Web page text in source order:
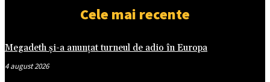
Cele mai recente
Megadeth și-a anunțat turneul de adio în Europa
4 august 2026